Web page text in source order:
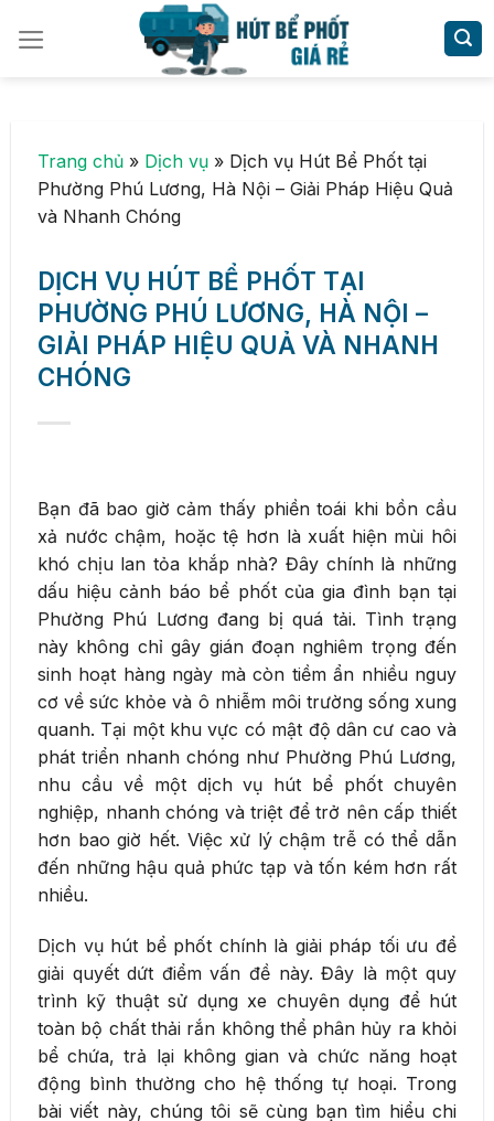
Trang chủ » Dịch vụ » Dịch vụ Hút Bể Phốt tại
Phường Phú Lương, Hà Nội – Giải Pháp Hiệu Quả
và Nhanh Chóng
DỊCH VỤ HÚT BỂ PHỐT TẠI
PHƯỜNG PHÚ LƯƠNG, HÀ NỘI –
GIẢI PHÁP HIỆU QUẢ VÀ NHANH
CHÓNG
Bạn đã bao giờ cảm thấy phiền toái khi bồn cầu
xả nước chậm, hoặc tệ hơn là xuất hiện mùi hôi
khó chịu lan tỏa khắp nhà? Đây chính là những
dấu hiệu cảnh báo bể phốt của gia đình bạn tại
Phường Phú Lương đang bị quá tải. Tình trạng
này không chỉ gây gián đoạn nghiêm trọng đến
sinh hoạt hàng ngày mà còn tiềm ẩn nhiều nguy
cơ về sức khỏe và ô nhiễm môi trường sống xung
quanh. Tại một khu vực có mật độ dân cư cao và
phát triển nhanh chóng như Phường Phú Lương,
nhu cầu về một dịch vụ hút bể phốt chuyên
nghiệp, nhanh chóng và triệt để trở nên cấp thiết
hơn bao giờ hết. Việc xử lý chậm trễ có thể dẫn
đến những hậu quả phức tạp và tốn kém hơn rất
nhiều.
Dịch vụ hút bể phốt chính là giải pháp tối ưu để
giải quyết dứt điểm vấn đề này. Đây là một quy
trình kỹ thuật sử dụng xe chuyên dụng để hút
toàn bộ chất thải rắn không thể phân hủy ra khỏi
bể chứa, trả lại không gian và chức năng hoạt
động bình thường cho hệ thống tự hoại. Trong
bài viết này, chúng tôi sẽ cùng bạn tìm hiểu chi